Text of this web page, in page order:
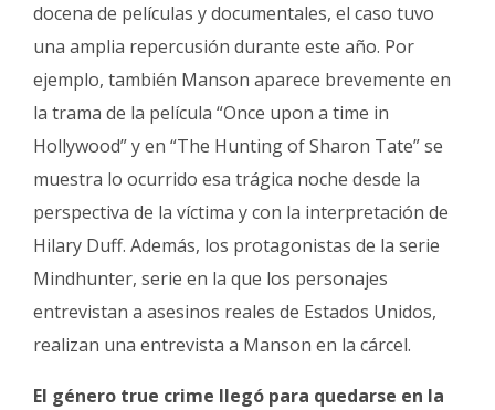
docena de películas y documentales, el caso tuvo
una amplia repercusión durante este año. Por
ejemplo, también Manson aparece brevemente en
la trama de la película “Once upon a time in
Hollywood” y en “The Hunting of Sharon Tate” se
muestra lo ocurrido esa trágica noche desde la
perspectiva de la víctima y con la interpretación de
Hilary Duff. Además, los protagonistas de la serie
Mindhunter, serie en la que los personajes
entrevistan a asesinos reales de Estados Unidos,
realizan una entrevista a Manson en la cárcel.
El género true crime llegó para quedarse en la